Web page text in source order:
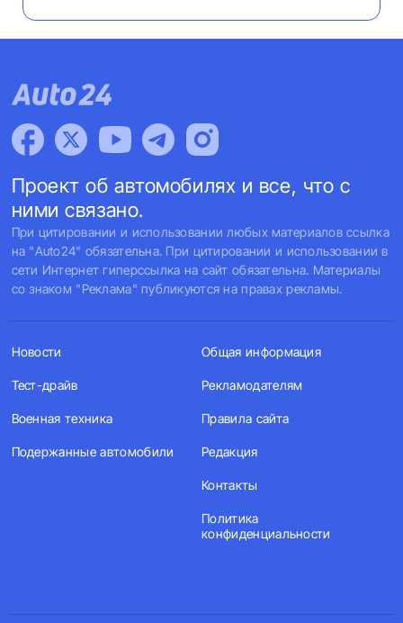
Проект об автомобилях и все, что с
ними связано.
При цитировании и использовании любых материалов ссылка
на "Auto24" обязательна. При цитировании и использовании в
сети Интернет гиперссылка на сайт обязательна. Материалы
со знаком "Реклама" публикуются на правах рекламы.
Новости
Тест-драйв
Военная техника
Подержанные автомобили
Общая информация
Рекламодателям
Правила сайта
Редакция
Контакты
Политика
конфиденциальности